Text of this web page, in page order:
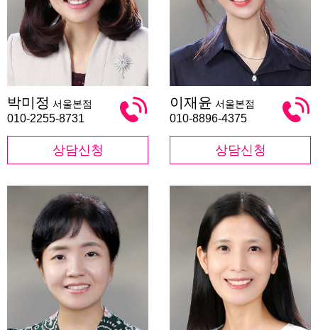
미
정
박미정 서울본점
010-2255-8731
상담신청
재
윤
이재윤 서울본점
010-8896-4375
상담신청